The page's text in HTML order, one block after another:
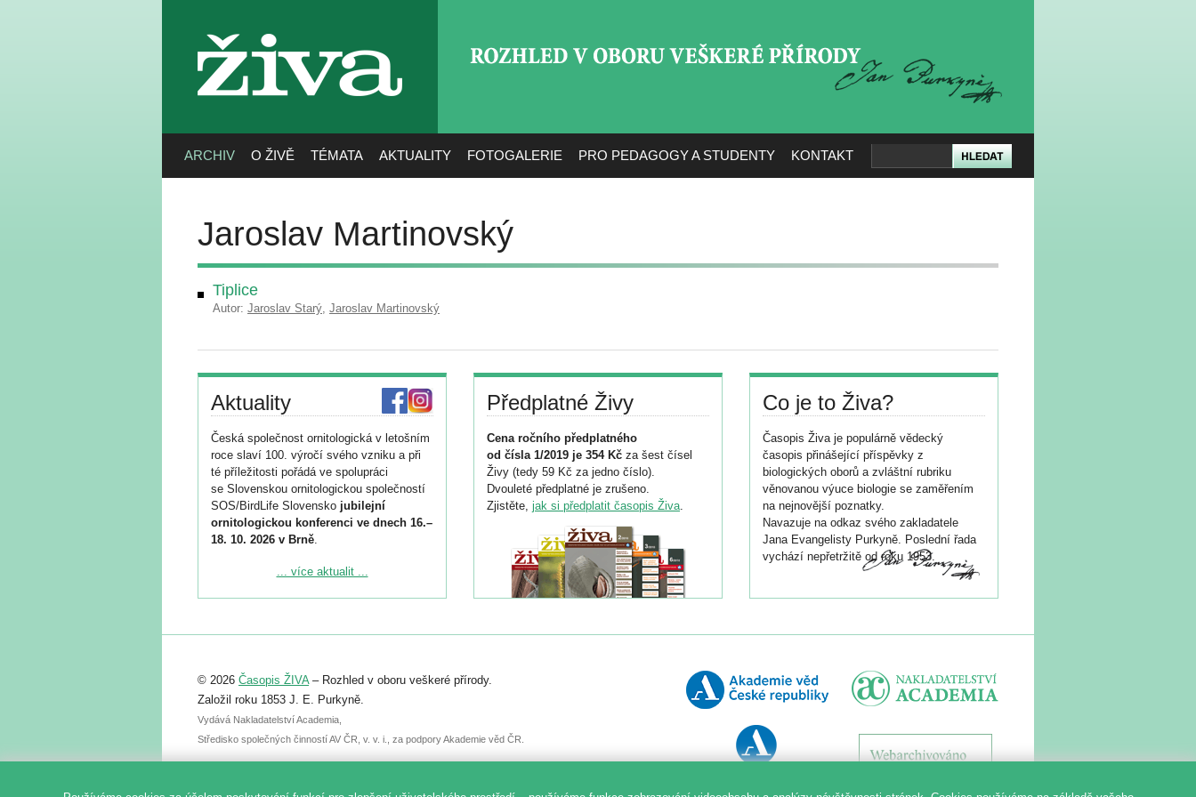
živa
ARCHIV O ŽIVĚ TÉMATA AKTUALITY FOTOGALERIE PRO PEDAGOGY A STUDENTY KONTAKT
Jaroslav Martinovský
Tiplice
Autor: Jaroslav Starý, Jaroslav Martinovský
Aktuality
Česká společnost ornitologická v letošním
roce slaví 100. výročí svého vzniku a při
té příležitosti pořádá ve spolupráci
se Slovenskou ornitologickou společností
SOS/BirdLife Slovensko jubilejní
ornitologickou konferenci ve dnech 16.–
18. 10. 2026 v Brně.
Podrobnější informace ke konferenci
Registrovat se můžete do 6. září.
abstraktu přihlášené přednášky nebo
posteru je už 30. června.
... více aktualit ...
Předplatné Živy
Cena ročního předplatného
od čísla 1/2019 je 354 Kč za šest čísel
Živy (tedy 59 Kč za jedno číslo).
Dvouleté předplatné je zrušeno.
Zjistěte, jak si předplatit časopis Živa.
Co je to Živa?
Časopis Živa je populárně vědecký
časopis přinášející příspěvky z
biologických oborů a zvláštní rubriku
věnovanou výuce biologie se zaměřením
na nejnovější poznatky.
Navazuje na odkaz svého zakladatele
Jana Evangelisty Purkyně. Poslední řada
vychází nepřetržitě od roku 1953.
© 2026 Časopis ŽIVA– Rozhled v oboru veškeré přírody.
Založil roku 1853 J. E. Purkyně.
Vydává Nakladatelství Academia,
Středisko společných činností AV ČR, v. v. i., za podpory Akademie věd ČR.